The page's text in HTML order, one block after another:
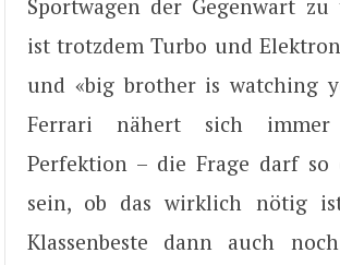
Sportwagen der Gegenwart
ist trotzdem Turbo und
und «big brother is watching
Ferrari nähert sich
Perfektion – die Frage darf so
sein, ob das wirklich nötig
Klassenbeste dann auch